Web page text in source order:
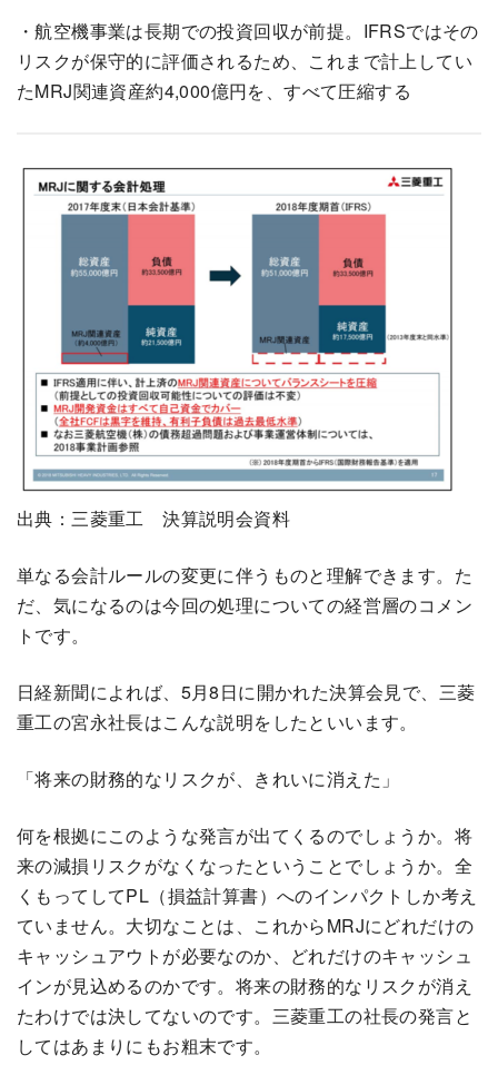
・航空機事業は長期での投資回収が前提。IFRSではその
リスクが保守的に評価されるため、これまで計上してい
たMRJ関連資産約4,000億円を、すべて圧縮する
出典：三菱重工 決算説明会資料
単なる会計ルールの変更に伴うものと理解できます。た
だ、気になるのは今回の処理についての経営層のコメン
トです。
日経新聞によれば、5月8日に開かれた決算会見で、三菱
重工の宮永社長はこんな説明をしたといいます。
「将来の財務的なリスクが、きれいに消えた」
何を根拠にこのような発言が出てくるのでしょうか。将
来の減損リスクがなくなったということでしょうか。全
くもってしてPL（損益計算書）へのインパクトしか考え
ていません。大切なことは、これからMRJにどれだけの
キャッシュアウトが必要なのか、どれだけのキャッシュ
インが見込めるのかです。将来の財務的なリスクが消え
たわけでは決してないのです。三菱重工の社長の発言と
してはあまりにもお粗末です。